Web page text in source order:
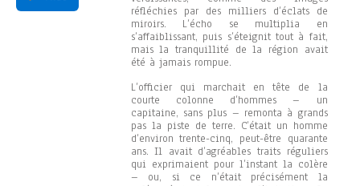
réfléchies par des milliers d’éclats de
miroirs. L’écho se multiplia en
s’affaiblissant, puis s’éteignit tout à fait,
mais la tranquillité de la région avait
été à jamais rompue.
L’officier qui marchait en tête de la
courte colonne d’hommes – un
capitaine, sans plus – remonta à grands
pas la piste de terre. C’était un homme
d’environ trente-cinq, peut-être quarante
ans. Il avait d’agréables traits réguliers
qui exprimaient pour l’instant la colère
– ou, si ce n’était précisément la